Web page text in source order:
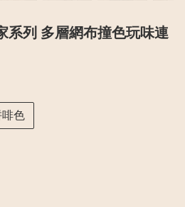
系列 多層網布撞色玩味連
色